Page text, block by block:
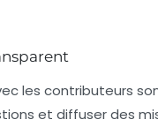
les contributeurs
et diffuser des